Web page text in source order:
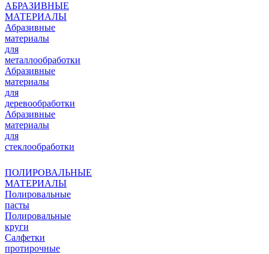
АБРАЗИВНЫЕ
МАТЕРИАЛЫ
Абразивные
материалы
для
металлообработки
Абразивные
материалы
для
деревообработки
Абразивные
материалы
для
стеклообработки
ПОЛИРОВАЛЬНЫЕ
МАТЕРИАЛЫ
Полировальные
пасты
Полировальные
круги
Салфетки
протирочные